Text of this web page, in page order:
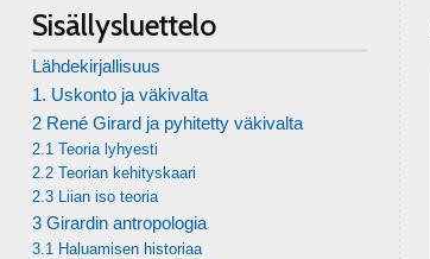
Sisällysluettelo
Lähdekirjallisuus
1. Uskonto ja väkivalta
2 René Girard ja pyhitetty väkivalta
2.1 Teoria lyhyesti
2.2 Teorian kehityskaari
2.3 Liian iso teoria
3 Girardin antropologia
3.1 Haluamisen historiaa